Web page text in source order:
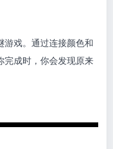
游戏。通过连接颜色和
完成时，你会发现原来